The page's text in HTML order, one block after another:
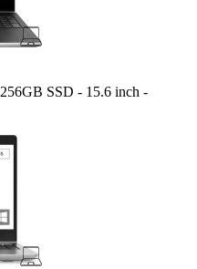
SSD - 15.6 inch -